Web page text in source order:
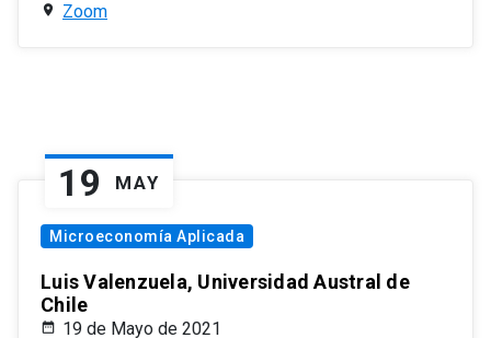
Zoom
19 MAY
Microeconomía Aplicada
Luis Valenzuela, Universidad Austral de
Chile
19 de Mayo de 2021